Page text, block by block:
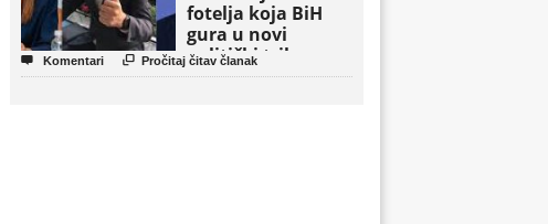
fotelja koja BiH
gura u novi
politički triler
 Komentari  Pročitaj čitav članak